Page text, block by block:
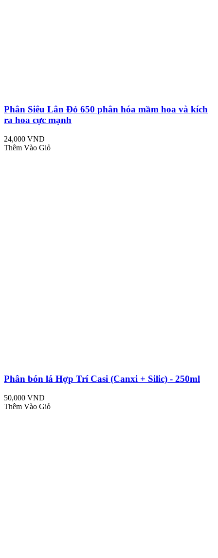
Phân Siêu Lân Đỏ 650 phân hóa mầm hoa và kích
ra hoa cực mạnh
24,000 VND
Thêm Vào Giỏ
Phân bón lá Hợp Trí Casi (Canxi + Silic) - 250ml
50,000 VND
Thêm Vào Giỏ